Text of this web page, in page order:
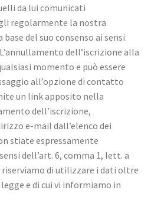
da lui comunicati
regolarmente la nostra
del suo consenso ai sensi
dell’iscrizione alla
momento e può essere
all’opzione di contatto
un link apposito nella
dell’iscrizione,
e-mail dall’elenco dei
stiate espressamente
dell’art. 6, comma 1, lett. a
riserviamo di utilizzare i dati oltre
e di cui vi informiamo in